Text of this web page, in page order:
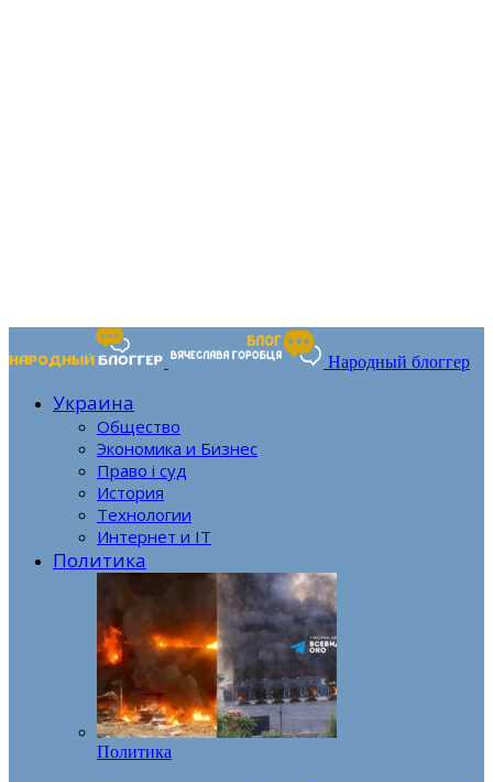
Народный блоггер
Украина
Общество
Экономика и Бизнес
Право і суд
История
Технологии
Интернет и IT
Политика
Политика